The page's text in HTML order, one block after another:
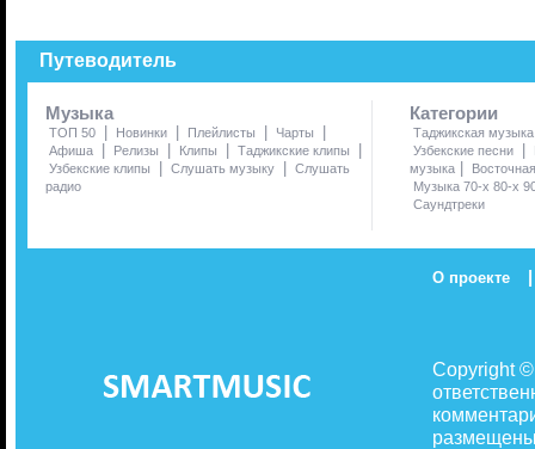
Путеводитель
Музыка
ТОП 50 | Новинки | Плейлисты | Чарты |
Афиша | Релизы | Клипы | Таджикские клипы |
Узбекские клипы | Слушать музыку | Слушать
радио
Категории
Таджикская музыка
Узбекские песни
|
музыка |
Музыка 70-х 80-х
Саундтреки
О проекте |
Copyright
размещены